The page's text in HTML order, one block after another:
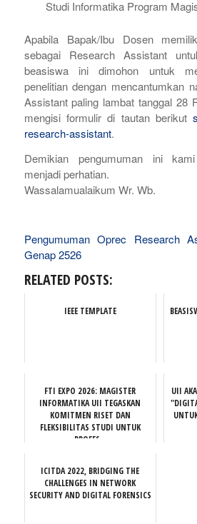
Studi Informatika Program
Apabila Bapak/Ibu Dosen
sebagai Research Assistant
beasiswa ini dimohon untuk
penelitian dengan mencantumkan
Assistant paling lambat tanggal 28
mengisi formulir di tautan berikut
research-assistant.
Demikian pengumuman ini
menjadi perhatian.
Wassalamualaikum Wr. Wb.
Pengumuman Oprec Research
Genap 2526
RELATED POSTS:
IEEE TEMPLATE
FTI EXPO 2026: MAGISTER
INFORMATIKA UII TEGASKAN
KOMITMEN RISET DAN
FLEKSIBILITAS STUDI UNTUK
PROFES...
UII
ICITDA 2022, BRIDGING THE
CHALLENGES IN NETWORK
SECURITY AND DIGITAL FORENSICS